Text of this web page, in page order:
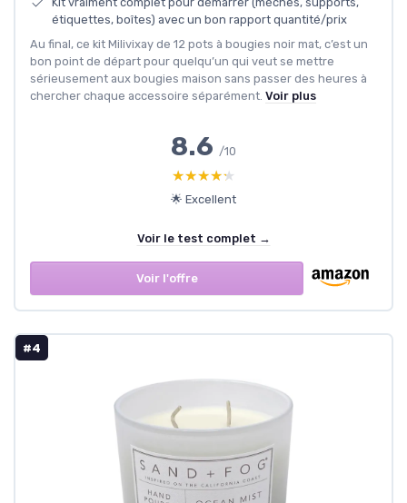
étiquettes, boîtes) avec un bon rapport quantité/prix
Au final, ce kit Milivixay de 12 pots à bougies noir mat, c’est un
bon point de départ pour quelqu’un qui veut se mettre
sérieusement aux bougies maison sans passer des heures à
chercher chaque accessoire séparément. Voir plus
8.6 /10
★★★★★
★★★★★
🌟 Excellent
Voir le test complet →
Voir l'offre
#4